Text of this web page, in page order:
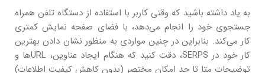
به یاد داشته باشید که وقتی کاربر با استفاده از دستگاه تلفن همراه
جستجوی خود را انجام می‌دهد، با فضای صفحه نمایش کمتری
کار می‌کند. بنابراین در چنین مواردی به منظور نشان دادن بهترین
کار خود در SERPS، دقت کنید که هنگام ایجاد عناوین، URLها و
توضیحات متا تا حد امکان مختصر (بدون کاهش کیفیت اطلاعات)